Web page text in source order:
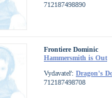
712187498890
Frontiere Dominic
Hammersmith is Out
Vydavateľ: Dragon's
712187498708